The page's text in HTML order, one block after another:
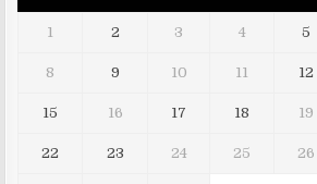
1 2 3 4 5
8 9 10 11 12
15 16 17 18 19
22 23 24 25 26